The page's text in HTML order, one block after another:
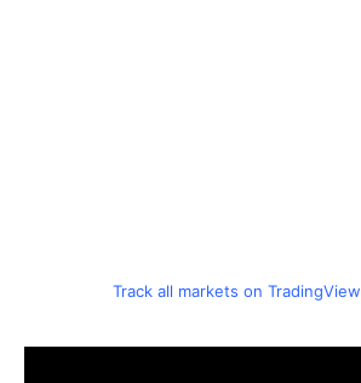
Track all markets on TradingView